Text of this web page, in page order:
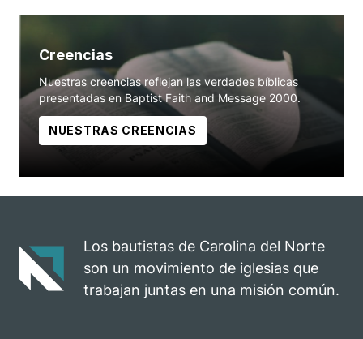
Creencias
Nuestras creencias reflejan las verdades bíblicas
presentadas en Baptist Faith and Message 2000.
NUESTRAS CREENCIAS
Los bautistas de Carolina del Norte
son un movimiento de iglesias que
trabajan juntas en una misión común.